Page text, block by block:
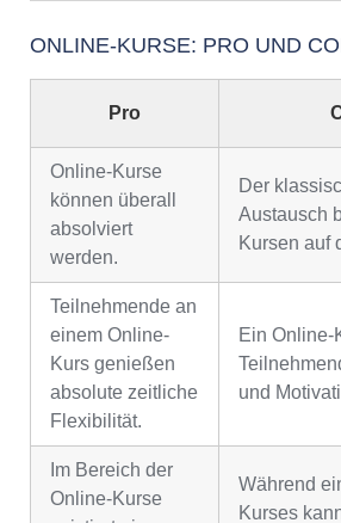
ONLINE-KURSE: PRO UND
Pro
Online-Kurse
können überall
absolviert
werden.
Der
Austausch
Kursen auf
Teilnehmende an
einem Online-
Kurs genießen
absolute zeitliche
Flexibilität.
Ein Online-
und
Im Bereich der
Online-Kurse
Während
Kurses